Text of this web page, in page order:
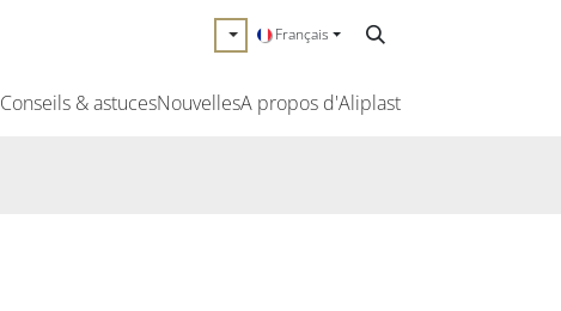
Français
Conseils & astucesNouvellesA propos d'Aliplast